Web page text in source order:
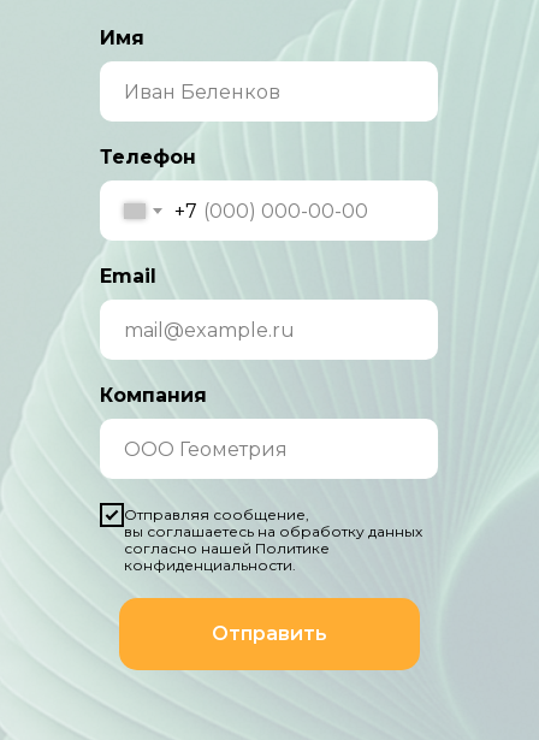
Имя
Телефон
+7
Email
Компания
Отправляя сообщение,
вы соглашаетесь на обработку данных
согласно нашей Политике
конфиденциальности.
Отправить